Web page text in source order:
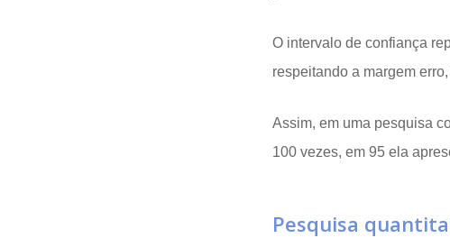
O intervalo de confiança
respeitando a margem
Assim, em uma pesquisa
100 vezes, em 95 ela
Pesquisa